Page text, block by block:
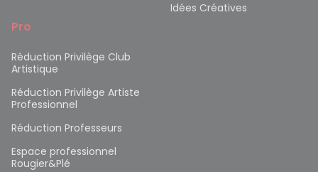
Idées Créatives
Pro
Réduction Privilège Club
Artistique
Réduction Privilège Artiste
Professionnel
Réduction Professeurs
Espace professionnel
Rougier&Plé